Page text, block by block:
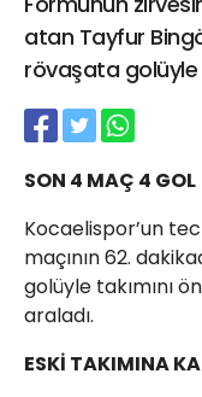
atan Tayfur
rövaşata
SON 4 MAÇ 4 GOL
Kocaelispor’un
maçının 62.
golüyle takımını
araladı.
ESKİ TAKIMINA